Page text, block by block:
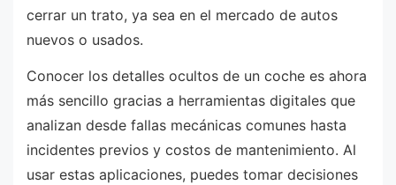
cerrar un trato, ya sea en el mercado de autos
nuevos o usados.
Conocer los detalles ocultos de un coche es ahora
más sencillo gracias a herramientas digitales que
analizan desde fallas mecánicas comunes hasta
incidentes previos y costos de mantenimiento. Al
usar estas aplicaciones, puedes tomar decisiones